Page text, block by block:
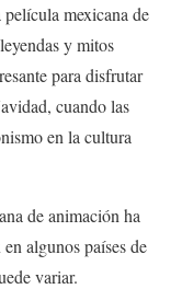
mexicana de
y mitos
para disfrutar
cuando las
en la cultura
de animación ha
algunos países de
variar.